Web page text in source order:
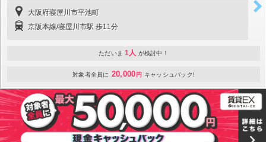
大阪府寝屋川市平池町
京阪本線/寝屋川市駅 歩11分
ただいま 1人 が検討中！
対象者全員に 20,000 円 キャッシュバック!